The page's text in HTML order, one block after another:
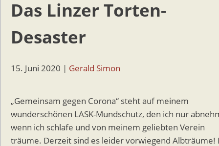
Das Linzer Torten-
Desaster
15. Juni 2020 | Gerald Simon
„Gemeinsam gegen Corona“ steht auf meinem
wunderschönen LASK-Mundschutz, den ich nur
wenn ich schlafe und von meinem geliebten Verein
träume. Derzeit sind es leider vorwiegend Albträume!